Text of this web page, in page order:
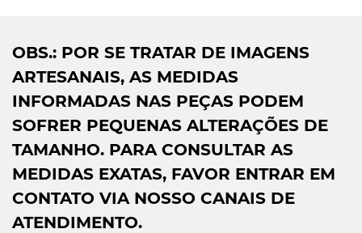
OBS.: POR SE TRATAR DE IMAGENS
ARTESANAIS, AS MEDIDAS
INFORMADAS NAS PEÇAS PODEM
SOFRER PEQUENAS ALTERAÇÕES DE
TAMANHO. PARA CONSULTAR AS
MEDIDAS EXATAS, FAVOR ENTRAR EM
CONTATO VIA NOSSO CANAIS DE
ATENDIMENTO.